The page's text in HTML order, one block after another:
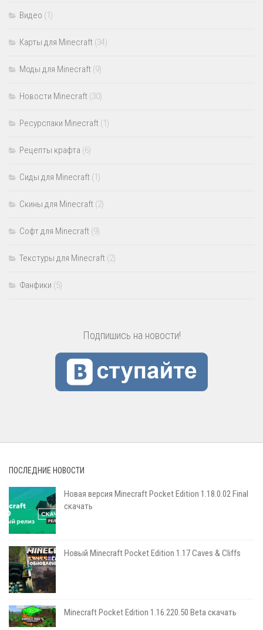
Видео (1)
Карты для Minecraft (34)
Моды для Minecraft (9)
Новости Minecraft (30)
Ресурспаки Minecraft (1)
Рецепты крафта (6)
Сиды для Minecraft (1)
Скины для Minecraft (2)
Софт для Minecraft (9)
Текстуры для Minecraft (2)
Фанфики (5)
Подпишись на новости!
ПОСЛЕДНИЕ НОВОСТИ
Новая версия Minecraft Pocket Edition 1.18.0.02 Final
скачать
Новый Minecraft Pocket Edition 1.17 Сaves & Cliffs
Minecraft Pocket Edition 1.16.220.50 Beta скачать